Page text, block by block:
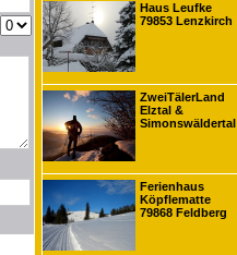
Haus Leufke
79853 Lenzkirch
ZweiTälerLand
Elztal &
Simonswäldertal
Ferienhaus
Köpflematte
79868 Feldberg